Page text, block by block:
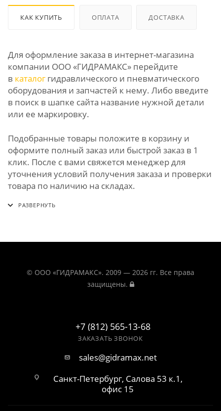
КАК КУПИТЬ ОПЛАТА ДОСТАВКА
Для оформление заказа в интернет-магазина
компании ООО «ГИДРАМАКС» перейдите
в каталог гидравлического и пневматического
оборудования и запчастей к нему. Либо введите
в поиск в шапке сайта название нужной детали
или ее маркировку.
Подобранные товары положите в корзину и
оформите полный заказ или быстрой заказ в 1
клик. После с вами свяжется менеджер для
уточнения условий получения заказа и проверки
товара по наличию на складах.
© ООО «ГИДРАМАКС». 2009 — 2026 гг. Все права
защищены.
+7 (812) 565-13-68
ЗАКАЗАТЬ ЗВОНОК
sales@gidramax.net
Санкт-Петербург, Салова 53 к.1,
офис 15